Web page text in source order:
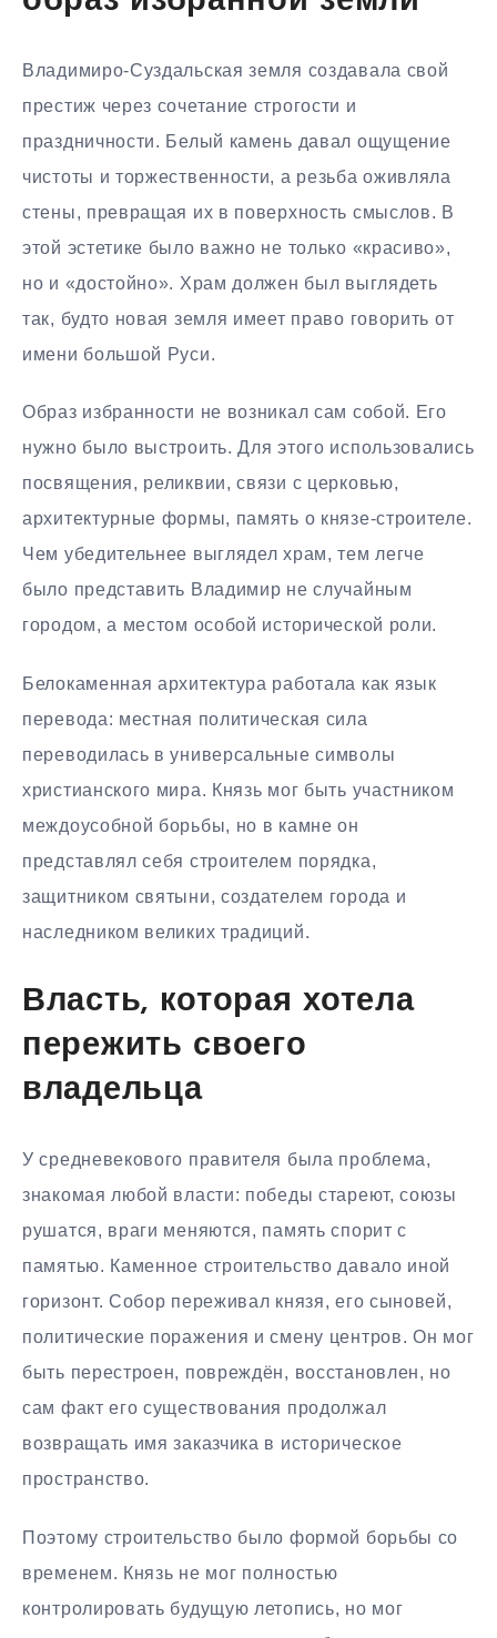
Владимиро-Суздальская земля создавала свой
престиж через сочетание строгости и
праздничности. Белый камень давал ощущение
чистоты и торжественности, а резьба оживляла
стены, превращая их в поверхность смыслов. В
этой эстетике было важно не только «красиво»,
но и «достойно». Храм должен был выглядеть
так, будто новая земля имеет право говорить от
имени большой Руси.
Образ избранности не возникал сам собой. Его
нужно было выстроить. Для этого использовались
посвящения, реликвии, связи с церковью,
архитектурные формы, память о князе-строителе.
Чем убедительнее выглядел храм, тем легче
было представить Владимир не случайным
городом, а местом особой исторической роли.
Белокаменная архитектура работала как язык
перевода: местная политическая сила
переводилась в универсальные символы
христианского мира. Князь мог быть участником
междоусобной борьбы, но в камне он
представлял себя строителем порядка,
защитником святыни, создателем города и
наследником великих традиций.
Власть, которая хотела
пережить своего
владельца
У средневекового правителя была проблема,
знакомая любой власти: победы стареют, союзы
рушатся, враги меняются, память спорит с
памятью. Каменное строительство давало иной
горизонт. Собор переживал князя, его сыновей,
политические поражения и смену центров. Он мог
быть перестроен, повреждён, восстановлен, но
сам факт его существования продолжал
возвращать имя заказчика в историческое
пространство.
Поэтому строительство было формой борьбы со
временем. Князь не мог полностью
контролировать будущую летопись, но мог